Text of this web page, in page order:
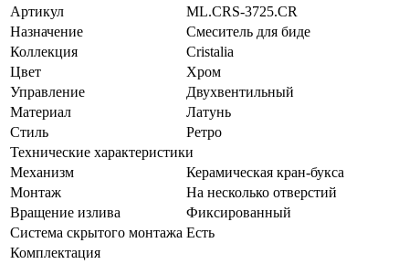
Артикул
ML.CRS-3725.CR
Назначение
Смеситель для биде
Коллекция
Cristalia
Цвет
Хром
Управление
Двухвентильный
Материал
Латунь
Стиль
Ретро
Технические характеристики
Механизм
Керамическая кран-букса
Монтаж
На несколько отверстий
Вращение излива
Фиксированный
Система скрытого монтажа Есть
Комплектация